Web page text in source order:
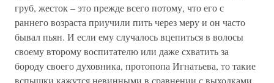
груб, жесток – это прежде всего потому, что его с
раннего возраста приучили пить через меру и он часто
бывал пьян. И если ему случалось вцепиться в волосы
своему второму воспитателю или даже схватить за
бороду своего духовника, протопопа Игнатьева, то такие
вспышки кажутся невинными в сравнении с выходками